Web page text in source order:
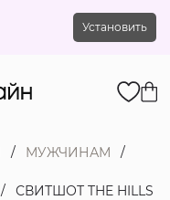
Установить
МУЖЧИНАМ
СВИТШОТ THE HILLS